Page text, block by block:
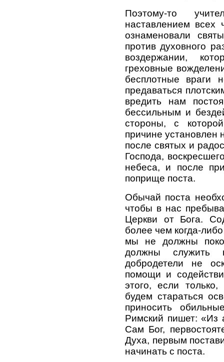
Поэтому-то
наставлением всех
ознаменовали
против духовного
воздержании,
греховные
бесплотные
предаваться
вредить нам
бессильным и
стороны, с
причине
после святых и
Господа,
небеса, и после
поприще поста.
Обычай поста
чтобы в нас
Церкви от Бога.
более чем когда-
мы не должны
должны служить
добродетели не
помощи и
этого, если
будем стараться
приносить
Римский пишет: «Из
Сам Бог,
Духа, первым
начинать с поста.